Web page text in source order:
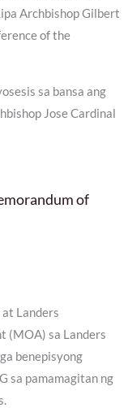
Archbishop Gilbert
of the
sa bansa ang
Jose Cardinal
of
Landers
(MOA) sa Landers
benepisyong
sa pamamagitan ng